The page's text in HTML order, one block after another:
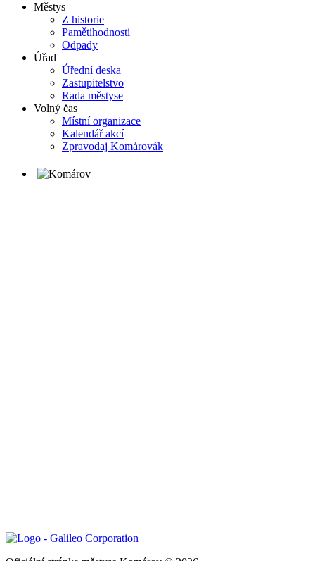
Městys
Z historie
Pamětihodnosti
Odpady
Úřad
Úřední deska
Zastupitelstvo
Rada městyse
Volný čas
Místní organizace
Kalendář akcí
Zpravodaj Komárovák